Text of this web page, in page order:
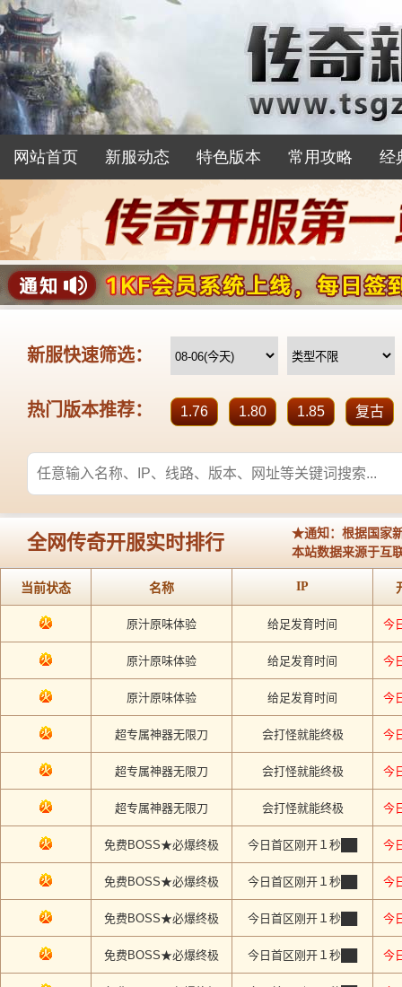
网站首页 新服动态 特色版本 常用攻略 经